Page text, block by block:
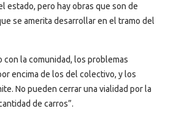
estado, pero hay obras que son de
se amerita desarrollar en el tramo del
con la comunidad, los problemas
encima de los del colectivo, y los
No pueden cerrar una vialidad por la
de carros”.